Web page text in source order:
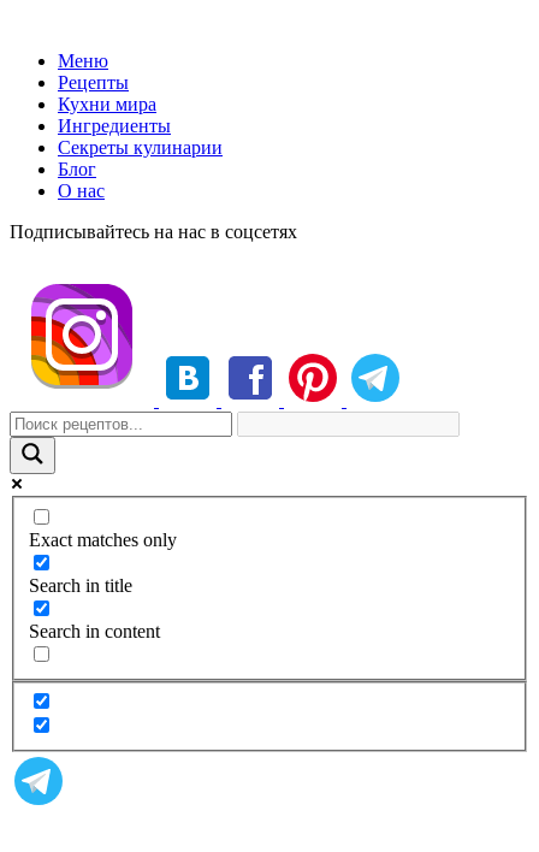
Меню
Рецепты
Кухни мира
Ингредиенты
Секреты кулинарии
Блог
О нас
Подписывайтесь на нас в соцсетях
Exact matches only
Search in title
Search in content